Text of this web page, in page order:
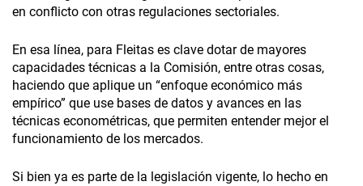
en conflicto con otras regulaciones sectoriales.
En esa línea, para Fleitas es clave dotar de mayores
capacidades técnicas a la Comisión, entre otras cosas,
haciendo que aplique un “enfoque económico más
empírico” que use bases de datos y avances en las
técnicas econométricas, que permiten entender mejor el
funcionamiento de los mercados.
Si bien ya es parte de la legislación vigente, lo hecho en